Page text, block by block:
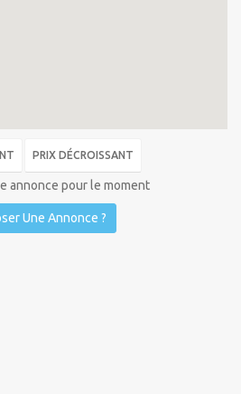
PRIX DÉCROISSANT
annonce pour le moment
Une Annonce ?